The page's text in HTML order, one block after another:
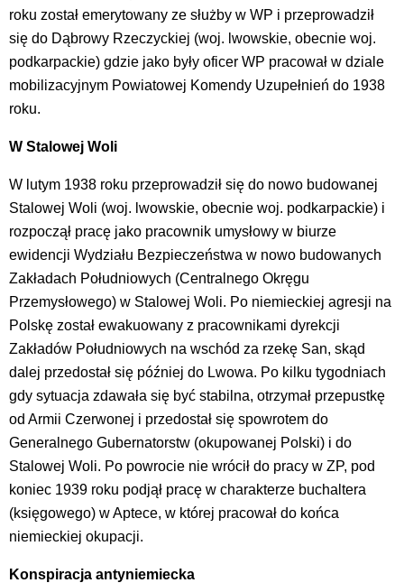
roku został emerytowany ze służby w WP i przeprowadził
się do Dąbrowy Rzeczyckiej (woj. lwowskie, obecnie woj.
podkarpackie) gdzie jako były oficer WP pracował w dziale
mobilizacyjnym Powiatowej Komendy Uzupełnień do 1938
roku.
W Stalowej Woli
W lutym 1938 roku przeprowadził się do nowo budowanej
Stalowej Woli (woj. lwowskie, obecnie woj. podkarpackie) i
rozpoczął pracę jako pracownik umysłowy w biurze
ewidencji Wydziału Bezpieczeństwa w nowo budowanych
Zakładach Południowych (Centralnego Okręgu
Przemysłowego) w Stalowej Woli. Po niemieckiej agresji na
Polskę został ewakuowany z pracownikami dyrekcji
Zakładów Południowych na wschód za rzekę San, skąd
dalej przedostał się później do Lwowa. Po kilku tygodniach
gdy sytuacja zdawała się być stabilna, otrzymał przepustkę
od Armii Czerwonej i przedostał się spowrotem do
Generalnego Gubernatorstw (okupowanej Polski) i do
Stalowej Woli. Po powrocie nie wrócił do pracy w ZP, pod
koniec 1939 roku podjął pracę w charakterze buchaltera
(księgowego) w Aptece, w której pracował do końca
niemieckiej okupacji.
Konspiracja antyniemiecka